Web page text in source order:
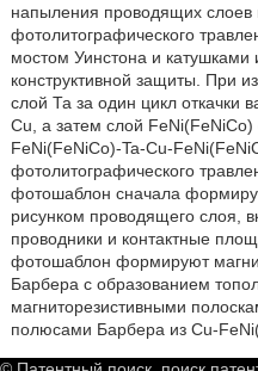
напыления проводящих
фотолитографического
мостом Уинстона и катушками
конструктивной защиты. При
слой Та за один цикл откачки
Cu, а затем слой FeNi(FeNiCo)
FeNi(FeNiCo)-Ta-Cu-
фотолитографического
фотошаблон сначала
рисунком проводящего слоя,
проводники и контактные
фотошаблон формируют
Барбера с образованием
магниторезистивными
полюсами Барбера из Cu-